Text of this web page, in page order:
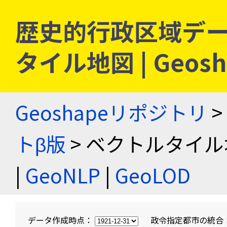
歴史的行政区域デ
タイル地図 |
Geoshapeリポジトリ >
トβ版 > ベクトルタイ
| GeoNLP | GeoLOD
データ作成時点： 政令指定都市の統